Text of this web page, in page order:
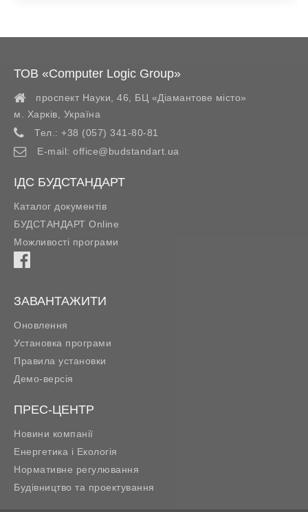
ТОВ «Computer Logic Group»
проспект Науки, 46, БЦ «Діамантове місто»
м. Харків
Україна
Тел.: +38 (057) 341-80-81
E-mail: office@budstandart.ua
ІДС БУДСТАНДАРТ
Каталог документів
БУДСТАНДАРТ Online
Можливості програми
ЗАВАНТАЖИТИ
Оновлення
Установка програми
Правила установки
Демо-версія
ПРЕС-ЦЕНТР
Новини компанії
Енергетика і Екологія
Нормативне регулювання
Будівництво та проектування